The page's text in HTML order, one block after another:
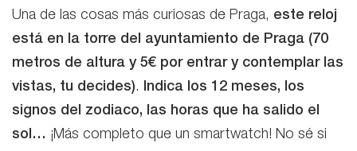
Una de las cosas más curiosas de Praga, este reloj
está en la torre del ayuntamiento de Praga (70
metros de altura y 5€ por entrar y contemplar las
vistas, tu decides). Indica los 12 meses, los
signos del zodiaco, las horas que ha salido el
sol… ¡Más completo que un smartwatch! No sé si